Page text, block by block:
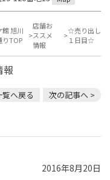
館 旭川
りTOP
店舗お
ススメ
情報
☆売り出し
１日目☆
報
覧へ戻る 次の記事へ >
2016年8月20日